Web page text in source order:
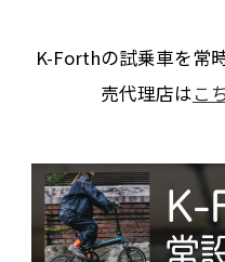
K-Forthの試乗車を常
売代理店はこ